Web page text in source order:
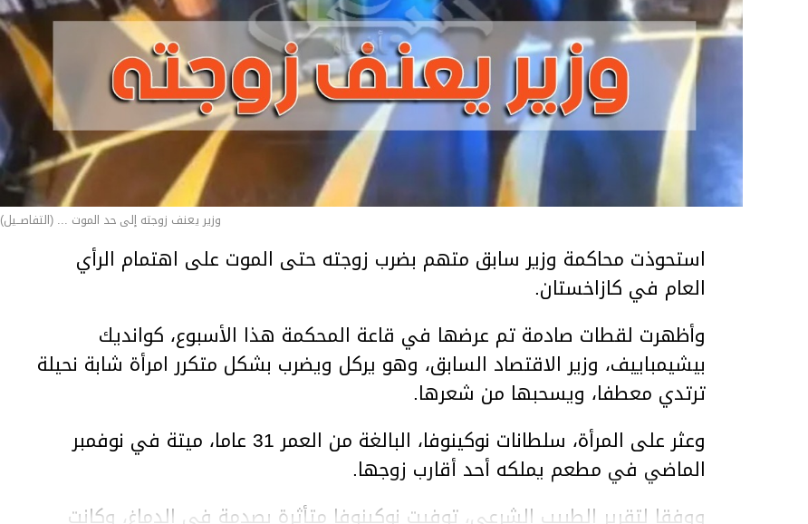
وزير يعنف زوجته إلى حد الموت ... (التفاصــيل)
استحوذت محاكمة وزير سابق متهم بضرب زوجته حتى الموت على اهتمام الرأي
العام في كازاخستان.
وأظهرت لقطات صادمة تم عرضها في قاعة المحكمة هذا الأسبوع، كوانديك
بيشيمباييف، وزير الاقتصاد السابق، وهو يركل ويضرب بشكل متكرر امرأة شابة نحيلة
ترتدي معطفا، ويسحبها من شعرها.
وعثر على المرأة، سلطانات نوكينوفا، البالغة من العمر 31 عاما، ميتة في نوفمبر
الماضي في مطعم يملكه أحد أقارب زوجها.
ووفقا لتقرير الطبيب الشرعي، توفيت نوكينوفا متأثرة بصدمة في الدماغ، وكانت